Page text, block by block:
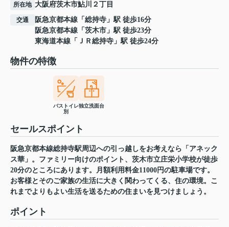
所在地 大阪府茨木市鮎川 ２丁目
交通 阪急京都本線 「 総持寺 」駅 徒歩16分
阪急京都本線 「 茨木市 」駅 徒歩23分
東海道本線 「 ＪＲ総持寺 」駅 徒歩24分
物件の特徴
バストイレ
別
独立洗面台
セールスポイント
阪急京都本線総持寺駅周辺への引っ越しをお考えなら「アネック
ス華」。ファミリー向けのポイント、茨木市立庄栄小学校が徒歩
20分のところにあります。月額利用料金11000円の駐車場です。
お客様とそのご家族の生活に大きく関わってくる、住の環境。こ
れまでよりもよい生活を送るための住まいを見つけましょう。
ポイント